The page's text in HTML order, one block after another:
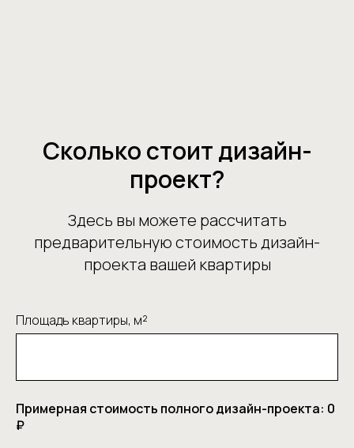
Сколько стоит дизайн-
проект?
Здесь вы можете рассчитать
предварительную стоимость дизайн-
проекта вашей квартиры
Площадь квартиры, м²
Примерная стоимость полного дизайн-проекта: 0
₽